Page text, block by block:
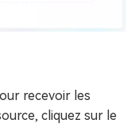
recevoir les
cliquez sur le